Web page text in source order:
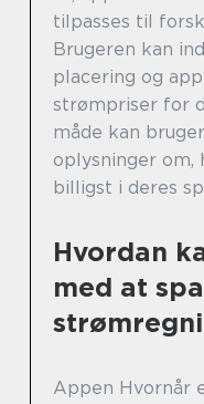
tilpasses til
Brugeren kan
placering og
strømpriser for
måde kan
oplysninger om,
billigst i deres
Hvordan
med at
Appen Hvornår